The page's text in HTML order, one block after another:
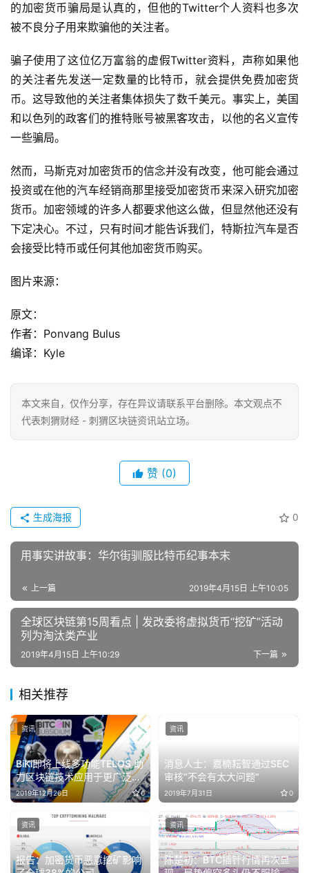
的加密货币骗局是认真的，但他的Twitter个人资料也多次
被不良分子用来欺骗他的关注者。
骗子使用了这位亿万富翁的虚假Twitter资料，声称如果他
的关注者先发送一定数量的比特币，就会提供免费加密货
币。这导致他的关注者集体损失了数千美元。事实上，美国
和以色列的政客们的推特账号被黑客攻击，以他的名义宣传
一些骗局。
然而，马斯克对加密货币的信念并没有改变，他可能会通过
投资或在他的汽车经销商那里接受加密货币来深入研究加密
货币。加密领域的许多人都要求他这么做，但显然他还没有
下定决心。不过，只有时间才能告诉我们，特斯拉汽车是否
会接受比特币或任何其他加密货币购买。
图片来源：
原文：
作者：Ponvang Bulus
编译：Kyle
本文来自 ，仅作分享，存在异议请联系平台删除。本文观点不
代表刺猬财经 - 刺猬区块链资讯站立场。
赞 (0)
0
生成海报
用事实讲故事：华尔街驯服比特币纪事本末
上一篇 2019年4月15日 上午10:05
全球区块链第15周看点 | 发改委将虚拟货币“挖矿”活动
列为淘汰类产业
下一篇
2019年4月15日 上午10:29
相关推荐
BiKi即将上线多功能TELOS 助
力区块链技术应用于更广泛的
生活场景
2019年12月26日 0
资讯
消息人士：嘉楠耘智通过SEC
审核“不会有太大问题”
2019年7月31日 0
资讯
报告：加密货币恶意挖矿影响
资讯
陈楚初：BTC插针行情再次显
资讯